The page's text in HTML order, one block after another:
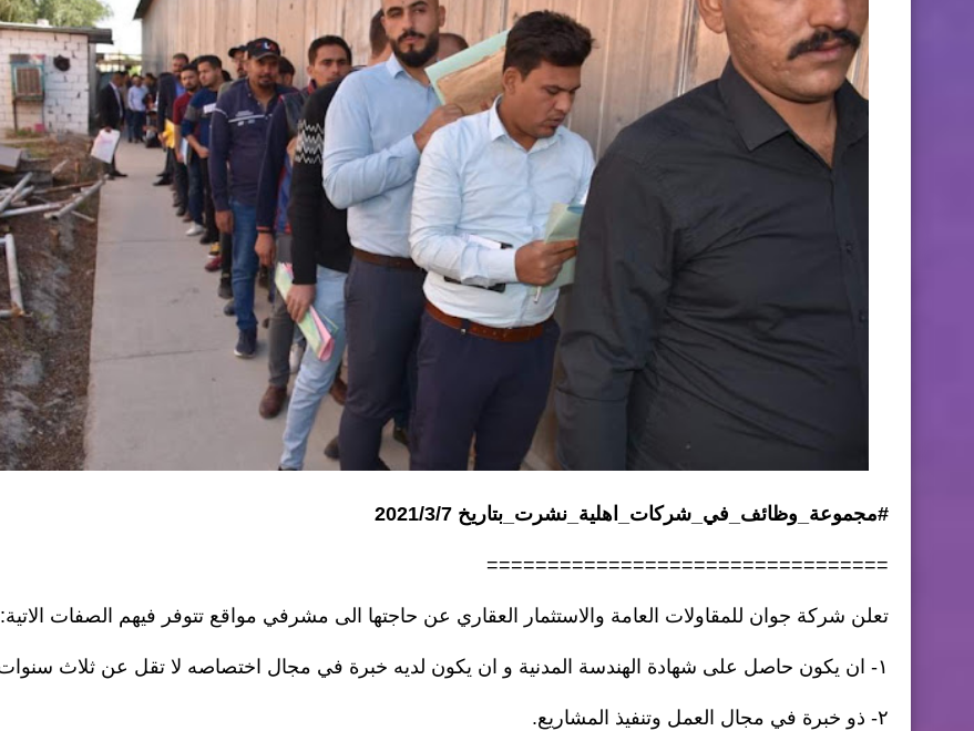
#مجموعة_وظائف_في_شركات_اهلية_نشرت_بتاريخ 2021/3/7
=================================
تعلن شركة جوان للمقاولات العامة والاستثمار العقاري عن حاجتها الى مشرفي مواقع تتوفر فيهم الصفات الاتية:
١- ان يكون حاصل على شهادة الهندسة المدنية و ان يكون لديه خبرة في مجال اختصاصه لا تقل عن ثلاث سنوات.
٢- ذو خبرة في مجال العمل وتنفيذ المشاريع.